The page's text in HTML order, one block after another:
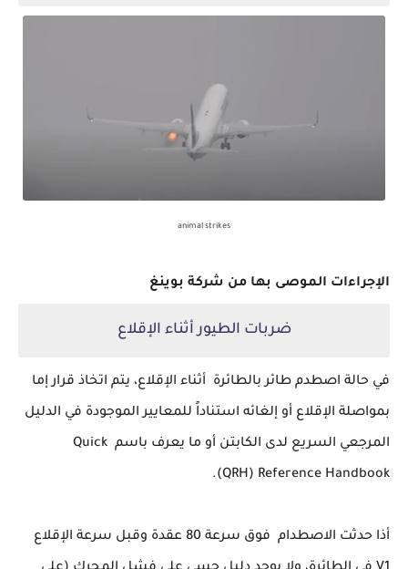
animal strikes
الإجراءات الموصى بها من شركة بوينغ
ضربات الطيور أثناء الإقلاع
في حالة اصطدم طائر بالطائرة أثناء الإقلاع، يتم اتخاذ قرار إما
بمواصلة الإقلاع أو إلغائه استناداً للمعايير الموجودة في الدليل
المرجعي السريع لدى الكابتن أو ما يعرف باسم Quick
Reference Handbook
(
QRH
).
أذا حدثت الاصطدام فوق سرعة 80 عقدة وقبل سرعة الإقلاع